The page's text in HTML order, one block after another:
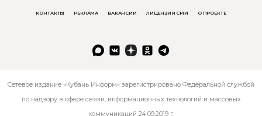
КОНТАКТЫ РЕКЛАМА ВАКАНСИИ ЛИЦЕНЗИЯ СМИ О ПРОЕКТЕ
Сетевое издание «Кубань Информ» зарегистрировано Федеральной службой
по надзору в сфере связи, информационных технологий и массовых
коммуникаций 24.09.2019 г.